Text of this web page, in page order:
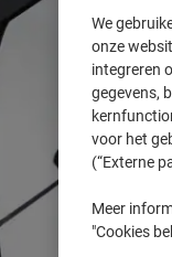
We
onze
integreren
gegevens,
voor het
(“Externe
Meer
"Cookies